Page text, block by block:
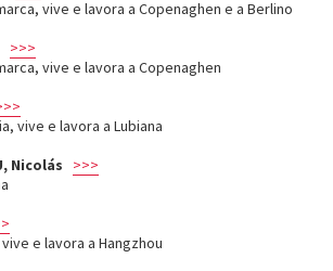
vive e lavora a Copenaghen e a Berlino
>>>
vive e lavora a Copenaghen
vive e lavora a Lubiana
Nicolás
>>>
e lavora a Hangzhou